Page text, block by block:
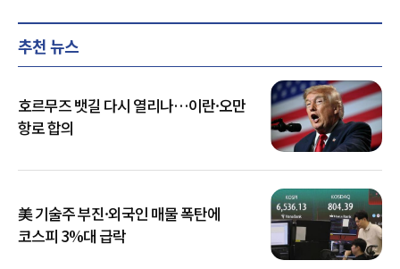
추천 뉴스
호르무즈 뱃길 다시 열리나…이란·오만
항로 합의
美 기술주 부진·외국인 매물 폭탄에
코스피 3%대 급락